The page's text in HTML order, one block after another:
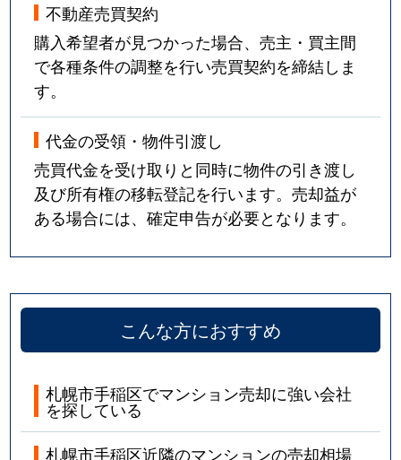
不動産売買契約
購入希望者が見つかった場合、売主・買主間
で各種条件の調整を行い売買契約を締結しま
す。
代金の受領・物件引渡し
売買代金を受け取りと同時に物件の引き渡し
及び所有権の移転登記を行います。売却益が
ある場合には、確定申告が必要となります。
こんな方におすすめ
札幌市手稲区でマンション売却に強い会社
を探している
札幌市手稲区近隣のマンションの売却相場